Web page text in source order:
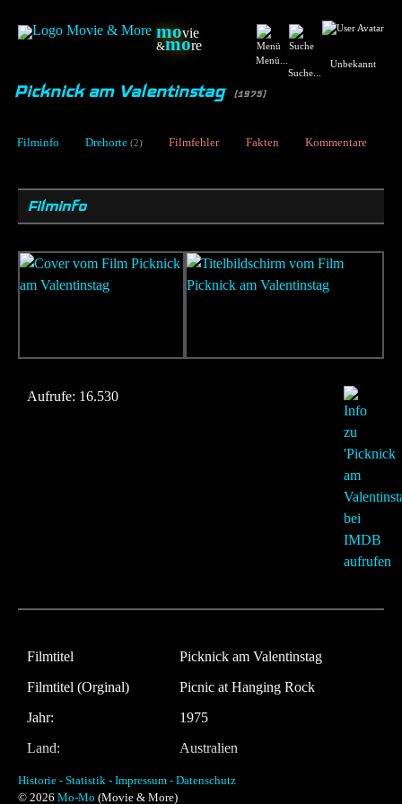
movie
&more
Menü...
Suche...
Unbekannt
Picknick am Valentinstag [1975]
Filminfo Drehorte (2) Filmfehler Fakten Kommentare
Filminfo
Aufrufe: 16.530
Filmtitel
Picknick am Valentinstag
Filmtitel (Orginal)
Picnic at Hanging Rock
Jahr:
1975
Land:
Australien
Laufzeit:
115 Minuten
Historie - Statistik - Impressum - Datenschutz
© 2026 Mo-Mo (Movie & More)